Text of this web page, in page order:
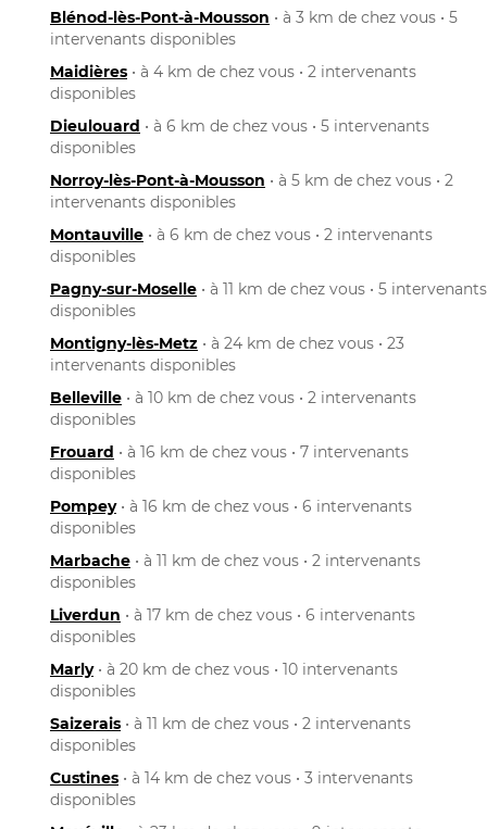
Blénod-lès-Pont-à-Mousson • à 3 km de chez vous • 5
intervenants disponibles
Maidières • à 4 km de chez vous • 2 intervenants
disponibles
Dieulouard • à 6 km de chez vous • 5 intervenants
disponibles
Norroy-lès-Pont-à-Mousson • à 5 km de chez vous • 2
intervenants disponibles
Montauville • à 6 km de chez vous • 2 intervenants
disponibles
Pagny-sur-Moselle • à 11 km de chez vous • 5 intervenants
disponibles
Montigny-lès-Metz • à 24 km de chez vous • 23
intervenants disponibles
Belleville • à 10 km de chez vous • 2 intervenants
disponibles
Frouard • à 16 km de chez vous • 7 intervenants
disponibles
Pompey• à 16 km de chez vous • 6 intervenants
disponibles
Marbache • à 11 km de chez vous • 2 intervenants
disponibles
Liverdun • à 17 km de chez vous • 6 intervenants
disponibles
Marly• à 20 km de chez vous • 10 intervenants
disponibles
Saizerais • à 11 km de chez vous • 2 intervenants
disponibles
Custines • à 14 km de chez vous • 3 intervenants
disponibles